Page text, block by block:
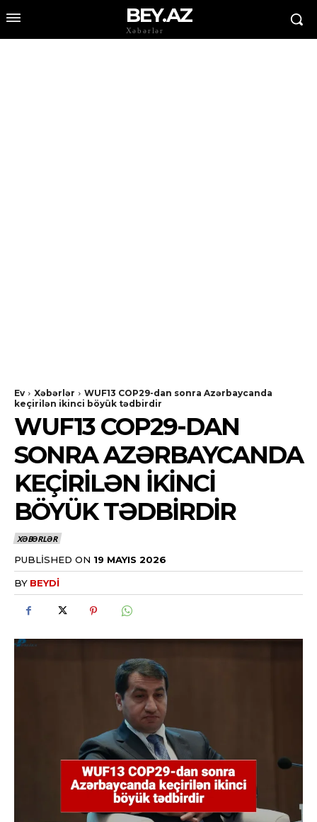
BEY.AZ
Xəbərlər
Ev Xəbərlər
WUF13 COP29-dan sonra Azərbaycanda
keçirilən ikinci böyük tədbirdir
WUF13 COP29-DAN
SONRA AZƏRBAYCANDA
KEÇIRILƏN IKINCI
BÖYÜK TƏDBIRDIR
XƏBƏRLƏR
PUBLISHED ON 19 MAYIS 2026
BY BEYDI